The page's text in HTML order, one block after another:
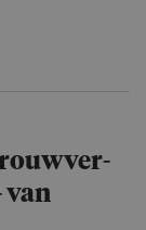
van